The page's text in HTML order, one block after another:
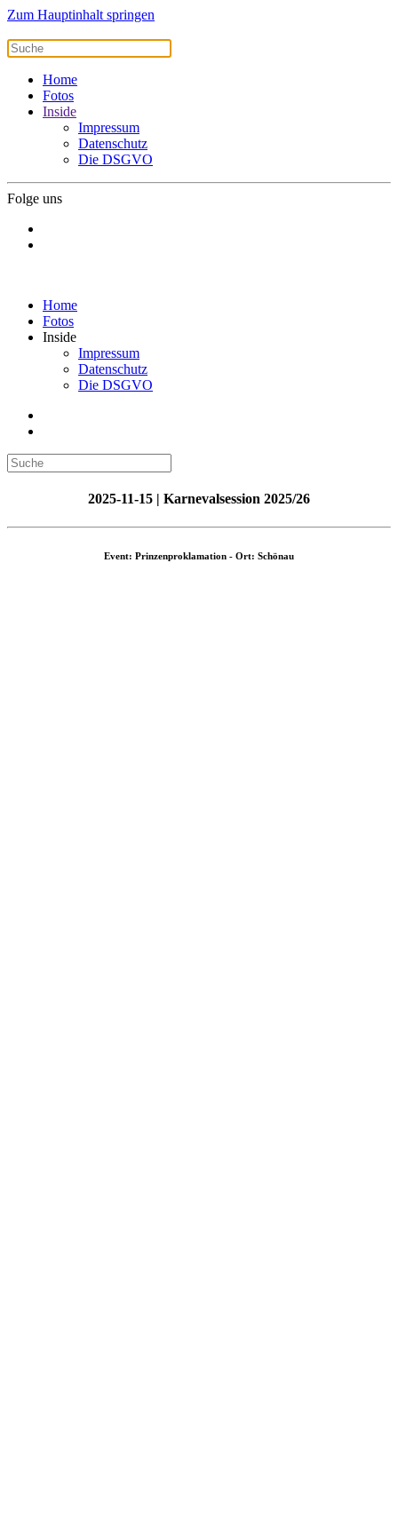
Zum Hauptinhalt springen
Home
Fotos
Inside
Impressum
Datenschutz
Die DSGVO
Folge uns
Home
Fotos
Inside
Impressum
Datenschutz
Die DSGVO
2025-11-15 | Karnevalsession 2025/26
Event: Prinzenproklamation - Ort: Schönau